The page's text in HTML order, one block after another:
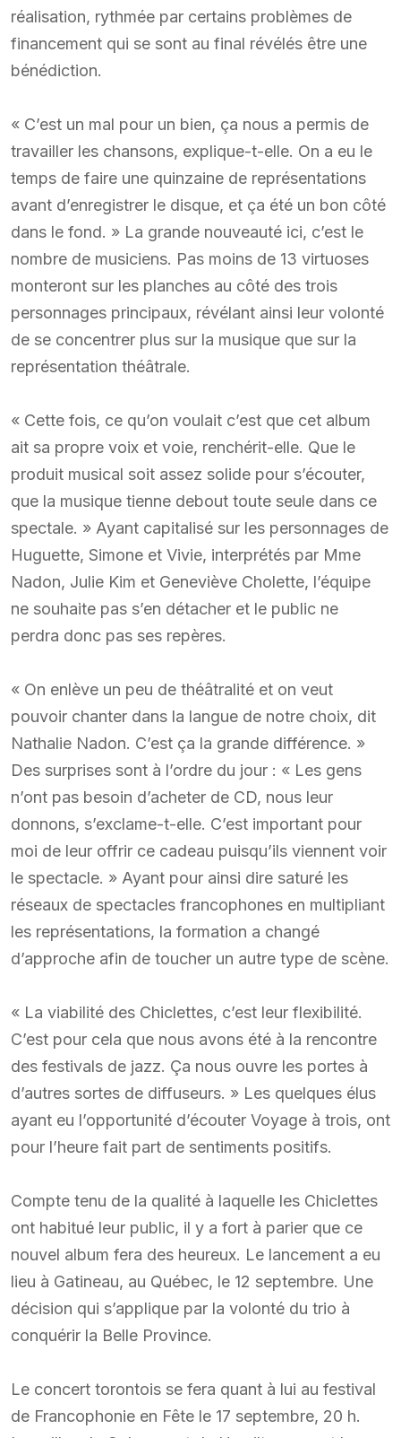
réalisation, rythmée par certains problèmes de
financement qui se sont au final révélés être une
bénédiction.
« C’est un mal pour un bien, ça nous a permis de
travailler les chansons, explique-t-elle. On a eu le
temps de faire une quinzaine de représentations
avant d’enregistrer le disque, et ça été un bon côté
dans le fond. » La grande nouveauté ici, c’est le
nombre de musiciens. Pas moins de 13 virtuoses
monteront sur les planches au côté des trois
personnages principaux, révélant ainsi leur volonté
de se concentrer plus sur la musique que sur la
représentation théâtrale.
« Cette fois, ce qu’on voulait c’est que cet album
ait sa propre voix et voie, renchérit-elle. Que le
produit musical soit assez solide pour s’écouter,
que la musique tienne debout toute seule dans ce
spectale. » Ayant capitalisé sur les personnages de
Huguette, Simone et Vivie, interprétés par Mme
Nadon, Julie Kim et Geneviève Cholette, l’équipe
ne souhaite pas s’en détacher et le public ne
perdra donc pas ses repères.
« On enlève un peu de théâtralité et on veut
pouvoir chanter dans la langue de notre choix, dit
Nathalie Nadon. C’est ça la grande différence. »
Des surprises sont à l’ordre du jour : « Les gens
n’ont pas besoin d’acheter de CD, nous leur
donnons, s’exclame-t-elle. C’est important pour
moi de leur offrir ce cadeau puisqu’ils viennent voir
le spectacle. » Ayant pour ainsi dire saturé les
réseaux de spectacles francophones en multipliant
les représentations, la formation a changé
d’approche afin de toucher un autre type de scène.
« La viabilité des Chiclettes, c’est leur flexibilité.
C’est pour cela que nous avons été à la rencontre
des festivals de jazz. Ça nous ouvre les portes à
d’autres sortes de diffuseurs. » Les quelques élus
ayant eu l’opportunité d’écouter Voyage à trois, ont
pour l’heure fait part de sentiments positifs.
Compte tenu de la qualité à laquelle les Chiclettes
ont habitué leur public, il y a fort à parier que ce
nouvel album fera des heureux. Le lancement a eu
lieu à Gatineau, au Québec, le 12 septembre. Une
décision qui s’applique par la volonté du trio à
conquérir la Belle Province.
Le concert torontois se fera quant à lui au festival
de Francophonie en Fête le 17 septembre, 20 h.